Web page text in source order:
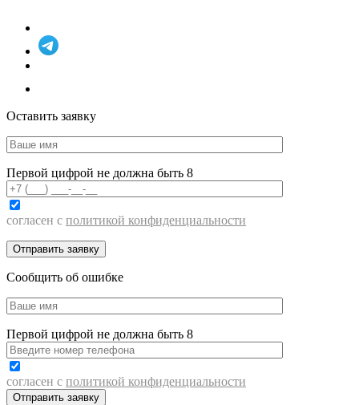
Оставить заявку
Первой цифрой не должна быть 8
согласен с политикой конфиденциальности
Сообщить об ошибке
Первой цифрой не должна быть 8
согласен с политикой конфиденциальности